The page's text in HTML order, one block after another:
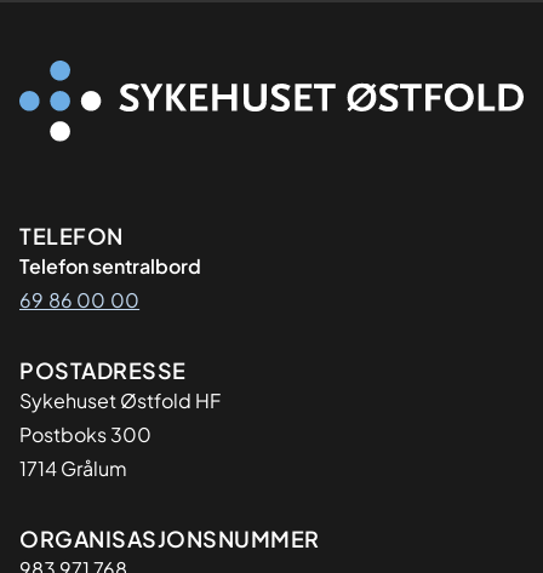
Kontaktinformasjon
TELEFON
Telefon sentralbord
69 86 00 00
Adresse
POSTADRESSE
Sykehuset Østfold HF
Postboks 300
1714 Grålum
Organisasjon
ORGANISASJONSNUMMER